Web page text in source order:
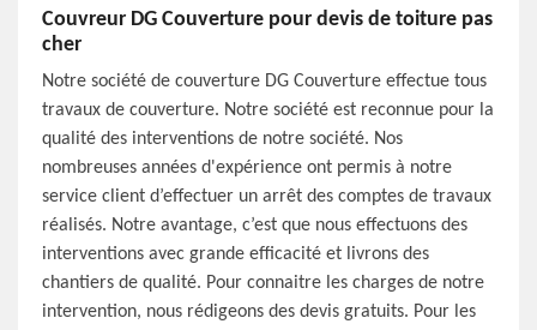
Couvreur DG Couverture pour devis de toiture pas
cher
Notre société de couverture DG Couverture effectue tous
travaux de couverture. Notre société est reconnue pour la
qualité des interventions de notre société. Nos
nombreuses années d'expérience ont permis à notre
service client d’effectuer un arrêt des comptes de travaux
réalisés. Notre avantage, c’est que nous effectuons des
interventions avec grande efficacité et livrons des
chantiers de qualité. Pour connaitre les charges de notre
intervention, nous rédigeons des devis gratuits. Pour les